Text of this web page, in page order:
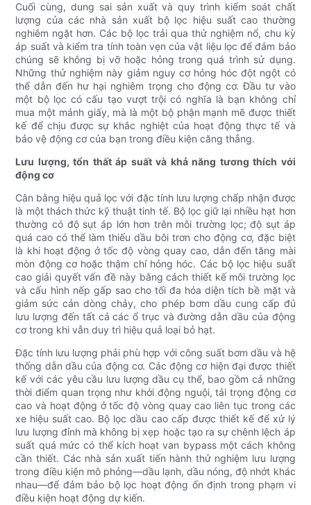
Cuối cùng, dung sai sản xuất và quy trình kiểm soát chất
lượng của các nhà sản xuất bộ lọc hiệu suất cao thường
nghiêm ngặt hơn. Các bộ lọc trải qua thử nghiệm nổ, chu kỳ
áp suất và kiểm tra tính toàn vẹn của vật liệu lọc để đảm bảo
chúng sẽ không bị vỡ hoặc hỏng trong quá trình sử dụng.
Những thử nghiệm này giảm nguy cơ hỏng hóc đột ngột có
thể dẫn đến hư hại nghiêm trọng cho động cơ. Đầu tư vào
một bộ lọc có cấu tạo vượt trội có nghĩa là bạn không chỉ
mua một mảnh giấy, mà là một bộ phận mạnh mẽ được thiết
kế để chịu được sự khắc nghiệt của hoạt động thực tế và
bảo vệ động cơ của bạn trong điều kiện căng thẳng.
Lưu lượng, tổn thất áp suất và khả năng tương thích với
động cơ
Cân bằng hiệu quả lọc với đặc tính lưu lượng chấp nhận được
là một thách thức kỹ thuật tinh tế. Bộ lọc giữ lại nhiều hạt hơn
thường có độ sụt áp lớn hơn trên môi trường lọc; độ sụt áp
quá cao có thể làm thiếu dầu bôi trơn cho động cơ, đặc biệt
là khi hoạt động ở tốc độ vòng quay cao, dẫn đến tăng mài
mòn động cơ hoặc thậm chí hỏng hóc. Các bộ lọc hiệu suất
cao giải quyết vấn đề này bằng cách thiết kế môi trường lọc
và cấu hình nếp gấp sao cho tối đa hóa diện tích bề mặt và
giảm sức cản dòng chảy, cho phép bơm dầu cung cấp đủ
lưu lượng đến tất cả các ổ trục và đường dẫn dầu của động
cơ trong khi vẫn duy trì hiệu quả loại bỏ hạt.
Đặc tính lưu lượng phải phù hợp với công suất bơm dầu và hệ
thống dẫn dầu của động cơ. Các động cơ hiện đại được thiết
kế với các yêu cầu lưu lượng dầu cụ thể, bao gồm cả những
thời điểm quan trọng như khởi động nguội, tải trọng động cơ
cao và hoạt động ở tốc độ vòng quay cao liên tục trong các
xe hiệu suất cao. Bộ lọc dầu cao cấp được thiết kế để xử lý
lưu lượng đỉnh mà không bị xẹp hoặc tạo ra sự chênh lệch áp
suất quá mức có thể kích hoạt van bypass một cách không
cần thiết. Các nhà sản xuất tiến hành thử nghiệm lưu lượng
trong điều kiện mô phỏng—dầu lạnh, dầu nóng, độ nhớt khác
nhau—để đảm bảo bộ lọc hoạt động ổn định trong phạm vi
điều kiện hoạt động dự kiến.